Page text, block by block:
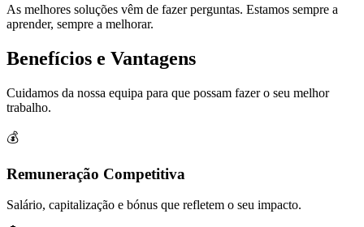
As melhores soluções vêm de fazer perguntas. Estamos sempre a
aprender, sempre a melhorar.
Benefícios e Vantagens
Cuidamos da nossa equipa para que possam fazer o seu melhor
trabalho.
💰
Remuneração Competitiva
Salário, capitalização e bónus que refletem o seu impacto.